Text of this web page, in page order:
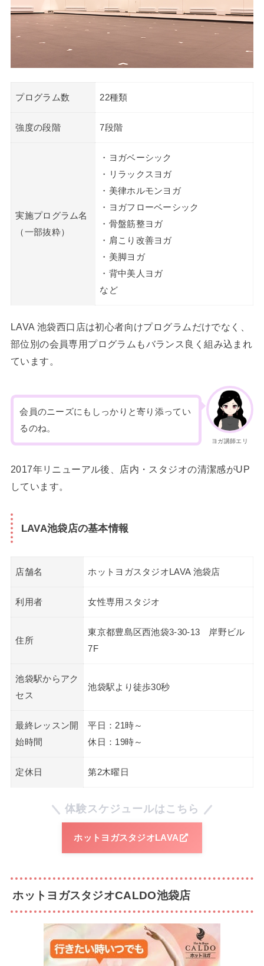
プログラム数 22種類
強度の段階 7段階
実施プログラム名
（一部抜粋）
・ヨガベーシック
・リラックスヨガ
・美律ホルモンヨガ
・ヨガフローベーシック
・骨盤筋整ヨガ
・肩こり改善ヨガ
・美脚ヨガ
・背中美人ヨガ
など
LAVA 池袋西口店は初心者向けプログラムだけでなく、
部位別の会員専用プログラムもバランス良く組み込まれ
ています。
ヨガ講師エリ
会員のニーズにもしっかりと寄り添ってい
るのね。
2017年リニューアル後、店内・スタジオの清潔感がUP
しています。
LAVA池袋店の基本情報
店舗名 ホットヨガスタジオLAVA 池袋店
利用者 女性専用スタジオ
住所
東京都豊島区西池袋3-30-13 岸野ビル
7F
池袋駅からアク
セス
池袋駅より徒歩30秒
最終レッスン開
始時間
平日：21時～
休日：19時～
定休日 第2木曜日
体験スケジュールはこちら
ホットヨガスタジオLAVA
ホットヨガスタジオCALDO池袋店